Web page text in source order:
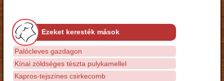
Ezeket keresték mások
Palócleves gazdagon
Kínai zöldséges tészta pulykamellel
Kapros-tejszínes csirkecomb